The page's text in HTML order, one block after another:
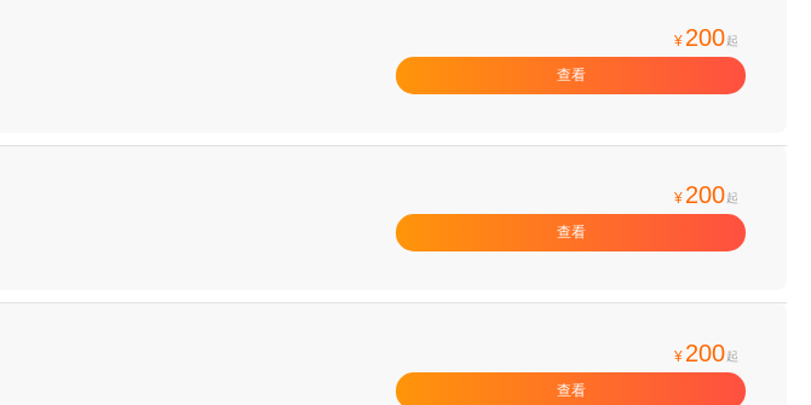
游船+舟山骑行+普陀山飞行体验+东沙+普陀山夜游巴士+舟山本地玩乐+舟山
船票+慧济禅寺+朱家尖渔人洲码头安康出海捕鱼体验+慈航广场+小梅山+普陀山
山海洋运动休闲中心+朱家尖白沙码头+普陀山图崴山庄+舟山瀛洲民间博物馆+舟
山出海游船捕鱼基地+舟山长乔雨林动物公园+海上渔夫·出海捕鱼(朱家尖店)+舟
¥ 200起
查看
¥ 200起
查看
¥ 200起
查看